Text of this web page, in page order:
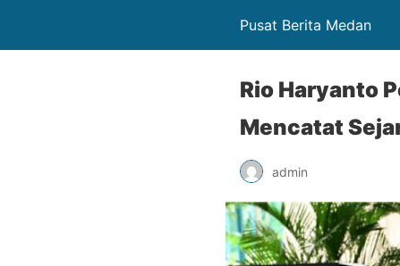
Pusat Berita Medan
Rio Haryanto
Mencatat
admin